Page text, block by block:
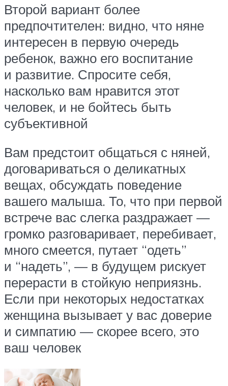
Второй вариант более
предпочтителен: видно, что няне
интересен в первую очередь
ребенок, важно его воспитание
и развитие. Спросите себя,
насколько вам нравится этот
человек, и не бойтесь быть
субъективной
Вам предстоит общаться с няней,
договариваться о деликатных
вещах, обсуждать поведение
вашего малыша. То, что при первой
встрече вас слегка раздражает —
громко разговаривает, перебивает,
много смеется, путает “одеть”
и “надеть”, — в будущем рискует
перерасти в стойкую неприязнь.
Если при некоторых недостатках
женщина вызывает у вас доверие
и симпатию — скорее всего, это
ваш человек